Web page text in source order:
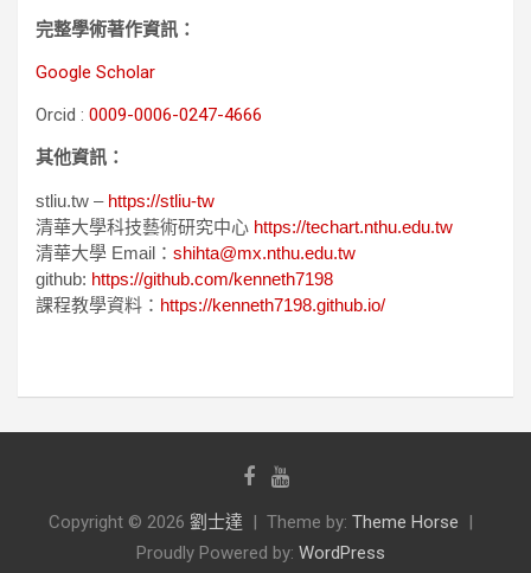
完整學術著作資訊：
Google Scholar
Orcid : 0009-0006-0247-4666
其他資訊：
stliu.tw – https://stliu-tw
清華大學科技藝術研究中心 https://techart.nthu.edu.tw
清華大學 Email： shihta@mx.nthu.edu.tw
github: https://github.com/kenneth7198
課程教學資料： https://kenneth7198.github.io/
Copyright © 2026 劉士達 Theme by: Theme Horse
Proudly Powered by: WordPress